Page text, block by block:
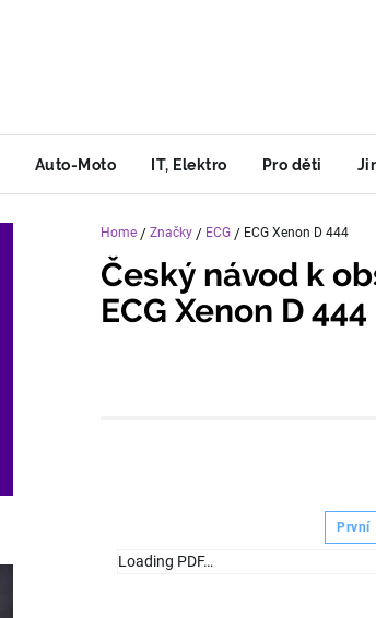
Auto-Moto IT, Elektro Pro děti
Home / Značky / ECG / ECG Xenon D 444
Český návod k
ECG Xenon D 444
První
Loading PDF…